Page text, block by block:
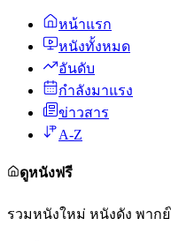
หน้าแรก
หนังทั้งหมด
อันดับ
กำลังมาแรง
ข่าวสาร
A-Z
ดูหนังฟรี
รวมหนังใหม่ หนังดัง พาก